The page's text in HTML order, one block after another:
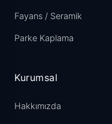
Fayans / Seramik
Parke Kaplama
Kurumsal
Hakkımızda